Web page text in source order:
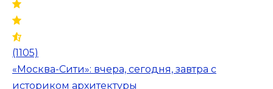
(1105)
«Москва-Сити»: вчера, сегодня, завтра с
историком архитектуры